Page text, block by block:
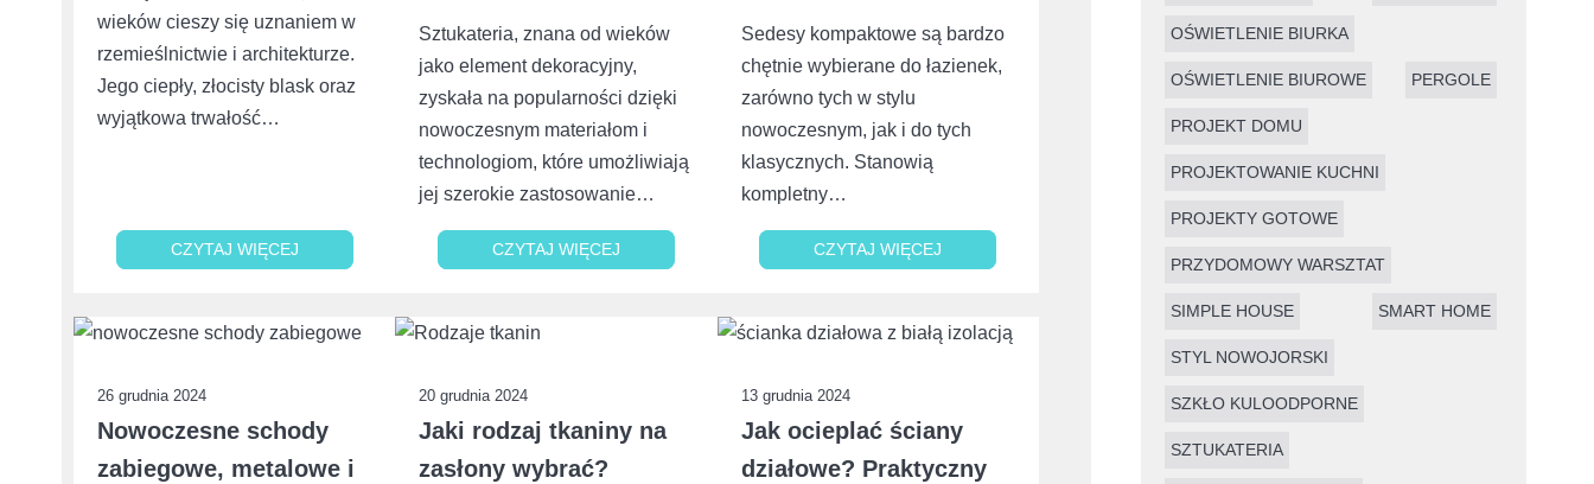
wieków cieszy się uznaniem w
rzemieślnictwie i architekturze.
Jego ciepły, złocisty blask oraz
wyjątkowa trwałość…
CZYTAJ WIĘCEJ
CZYTAJ WIĘCEJ
Sztukateria, znana od wieków
jako element dekoracyjny,
zyskała na popularności dzięki
nowoczesnym materiałom i
technologiom, które umożliwiają
jej szerokie zastosowanie…
CZYTAJ WIĘCEJ
CZYTAJ WIĘCEJ
Sedesy kompaktowe są bardzo
chętnie wybierane do łazienek,
zarówno tych w stylu
nowoczesnym, jak i do tych
klasycznych. Stanowią
kompletny…
CZYTAJ WIĘCEJ
CZYTAJ WIĘCEJ
26 grudnia 2024
Nowoczesne schody
zabiegowe, metalowe i
20 grudnia 2024
Jaki rodzaj tkaniny na
zasłony wybrać?
13 grudnia 2024
Jak ocieplać ściany
działowe? Praktyczny
OŚWIETLENIE BIURKA
OŚWIETLENIE BIUROWE PERGOLE
PROJEKT DOMU
PROJEKTOWANIE KUCHNI
PROJEKTY GOTOWE
PRZYDOMOWY WARSZTAT
SIMPLE HOUSE SMART HOME
STYL NOWOJORSKI
SZKŁO KULOODPORNE
SZTUKATERIA